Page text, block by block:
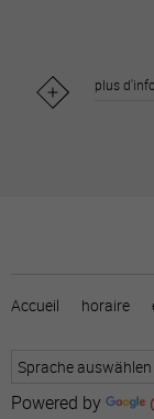
plus
Accueil horaire
Powered by